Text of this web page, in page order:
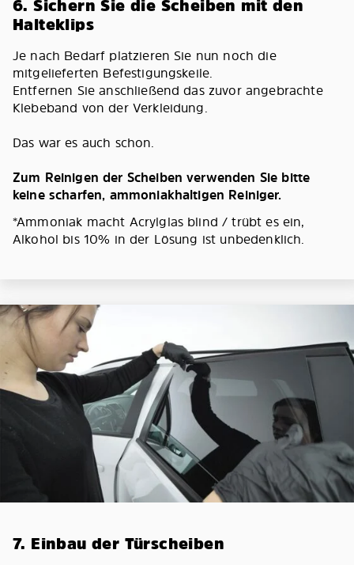
6. Sichern Sie die Scheiben mit den
Halteklips
Je nach Bedarf platzieren Sie nun noch die
mitgelieferten Befestigungskeile.
Entfernen Sie anschließend das zuvor angebrachte
Klebeband von der Verkleidung.
Das war es auch schon.
Zum Reinigen der Scheiben verwenden Sie bitte
keine scharfen, ammoniakhaltigen Reiniger.
*Ammoniak macht Acrylglas blind / trübt es ein,
Alkohol bis 10% in der Lösung ist unbedenklich.
7. Einbau der Türscheiben